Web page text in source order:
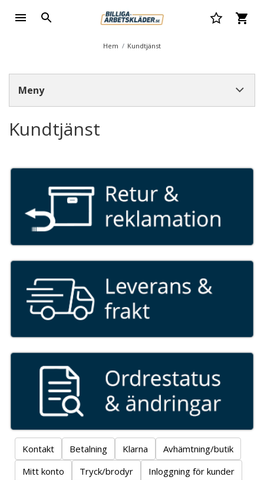
Hem Kundtjänst
Meny
Kundtjänst
Kontakt Betalning Klarna
Avhämtning/butik
Mitt konto
Tryck/brodyr
Inloggning för kunder